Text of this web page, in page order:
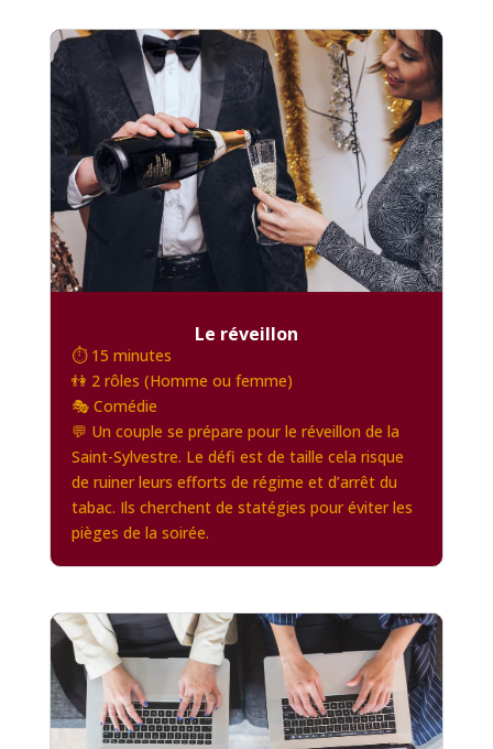
Le réveillon
⏱️ 15 minutes
👫 2 rôles (Homme ou femme)
🎭 Comédie
💬 Un couple se prépare pour le réveillon de la
Saint-Sylvestre. Le défi est de taille cela risque
de ruiner leurs efforts de régime et d’arrêt du
tabac. Ils cherchent de statégies pour éviter les
pièges de la soirée.